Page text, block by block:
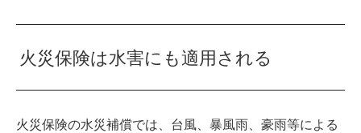
火災保険は水害にも適用される
火災保険の水災補償では、台風、暴風雨、豪雨等による